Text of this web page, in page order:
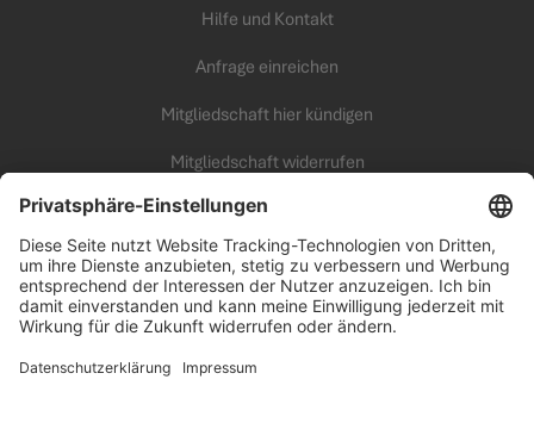
Hilfe und Kontakt
Anfrage einreichen
Mitgliedschaft hier kündigen
Mitgliedschaft widerrufen
KARRIERE
Unsere Arbeitswelt
all inclusive Fitness Campus
Benefits